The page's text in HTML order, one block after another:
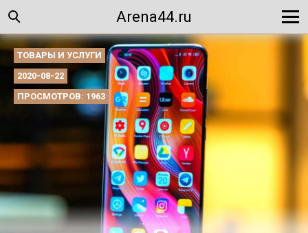
Arena44.ru
ТОВАРЫ И УСЛУГИ
2020-08-22
ПРОСМОТРОВ: 1963